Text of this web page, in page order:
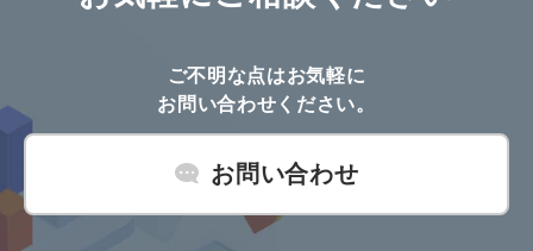
ご不明な点はお気軽に
お問い合わせください。
お問い合わせ